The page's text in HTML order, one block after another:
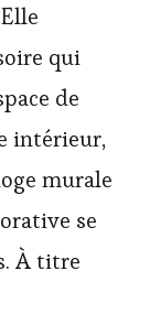
qui
de
intérieur,
murale
se
À titre